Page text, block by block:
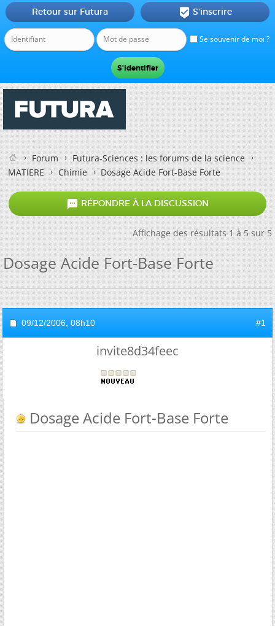
Se souvenir de moi ?
Retour sur Futura  S'inscrire
Forum
Futura-Sciences : les forums de la science
MATIERE
Chimie Dosage Acide Fort-Base Forte
 RÉPONDRE À LA DISCUSSION
Affichage des résultats 1 à 5 sur 5
Dosage Acide Fort-Base Forte
09/12/2006, 08h10 #1
invite8d34feec
Dosage Acide Fort-Base Forte